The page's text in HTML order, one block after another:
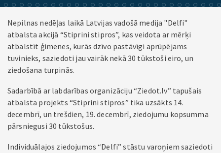
Nepilnas nedēļas laikā Latvijas vadošā medija "Delfi"
atbalsta akcijā “Stiprini stipros”, kas veidota ar mērķi
atbalstīt ģimenes, kurās dzīvo pastāvīgi aprūpējams
tuvinieks, saziedoti jau vairāk nekā 30 tūkstoši eiro, un
ziedošana turpinās.
Sadarbībā ar labdarības organizāciju “Ziedot.lv” tapušais
atbalsta projekts “Stiprini stipros” tika uzsākts 14.
decembrī, un trešdien, 19. decembrī, ziedojumu kopsumma
pārsniegusi 30 tūkstošus.
Individuālajos ziedojumos “Delfi” stāstu varoņiem saziedoti